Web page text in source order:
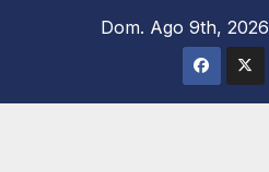
Dom. Ago 9th, 2026